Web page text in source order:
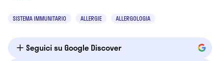
SISTEMA IMMUNITARIO ALLERGIE ALLERGOLOGIA
Seguici su Google Discover